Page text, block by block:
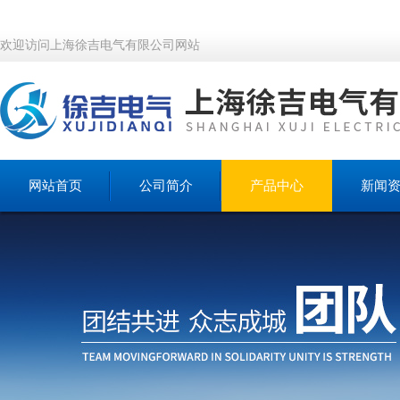
欢迎访问上海徐吉电气有限公司网站
网站首页 公司简介 产品中心 新闻